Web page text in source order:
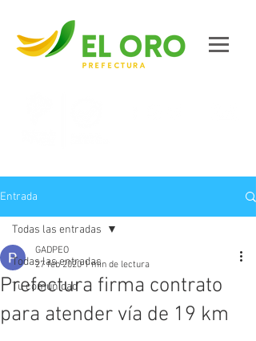
Entrada
Todas las entradas
Tu comunidad
Todas las entradas
Prefectura firma contrato
para atender vía de 19 km
GADPEO
27 feb 2020 1 min de lectura